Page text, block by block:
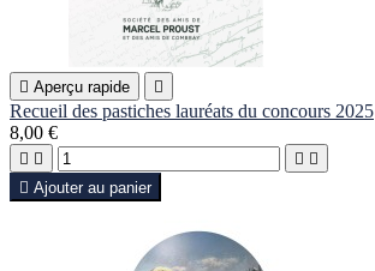
 Aperçu rapide 
Recueil des pastiches lauréats du concours 2025
8,00 €
   
 Ajouter au panier